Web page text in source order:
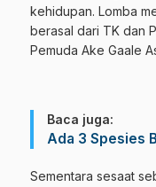
kehidupan. Lomba
berasal dari TK dan
Pemuda Ake Gaale
Baca juga:
Ada 3 Spesies
Sementara sesaat